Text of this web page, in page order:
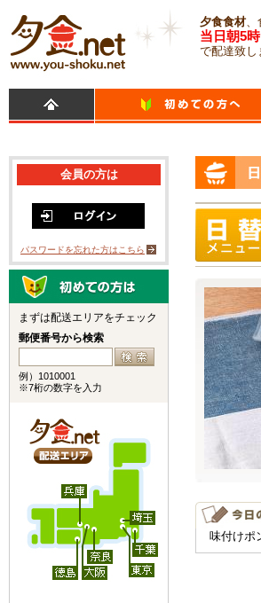
夕食食材、
当日朝5
で配達致し
味付けポ
会員の方は
パスワードを忘れた方はこちら
まずは配送エリアをチェック
郵便番号から検索
例）1010001
※7桁の数字を入力